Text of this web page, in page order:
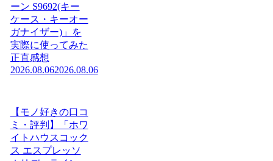
ーン S9692(キー
ケース・キーオー
ガナイザー)」を
実際に使ってみた
正直感想
2026.08.062026.08.06
【モノ好きの口コ
ミ・評判】「ホワ
イトハウスコック
ス エスプレッソ